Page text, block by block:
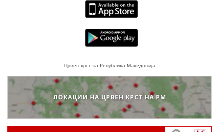
Црвен крст на Република Македонија
ЛОКАЦИИ НА ЦРВЕН КРСТ НА РМ